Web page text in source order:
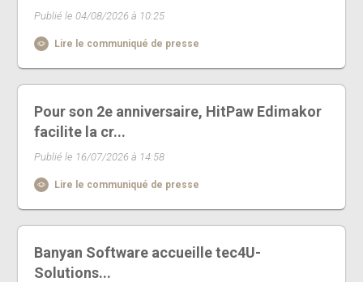
Publié le 04/08/2026 à 10:25
Lire le communiqué de presse
Pour son 2e anniversaire, HitPaw Edimakor
facilite la cr...
Publié le 16/07/2026 à 14:58
Lire le communiqué de presse
Banyan Software accueille tec4U-
Solutions...